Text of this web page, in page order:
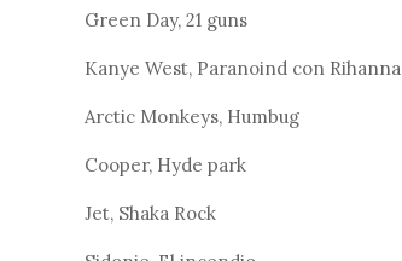
Green Day, 21 guns
Kanye West, Paranoind con Rihanna
Arctic Monkeys, Humbug
Cooper, Hyde park
Jet, Shaka Rock